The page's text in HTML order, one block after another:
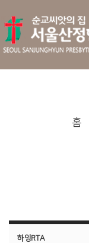
홈
하잉RTA